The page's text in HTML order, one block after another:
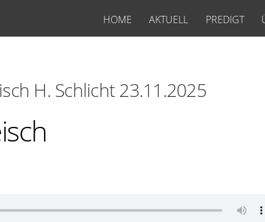
HOME AKTUELL PREDIGT
H. Schlicht 23.11.2025